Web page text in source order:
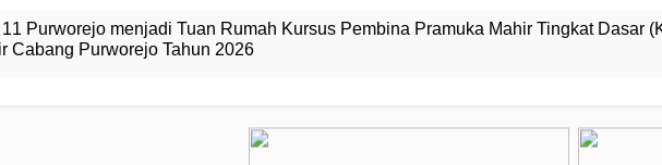
Purworejo menjadi Tuan Rumah Kursus Pembina Pramuka Mahir Tingkat Dasar
Cabang Purworejo Tahun 2026
Calon Dewan Ambalan SMA Negeri 11 Purworejo: Membentuk Jiwa
Tingkat
Gugus Depan
di LKBB
oleh Pasukan Khusus
11
Negeri 11 Purworejo
menjadi lokasi pelaksanaan